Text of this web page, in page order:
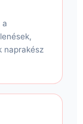
a
naprakész